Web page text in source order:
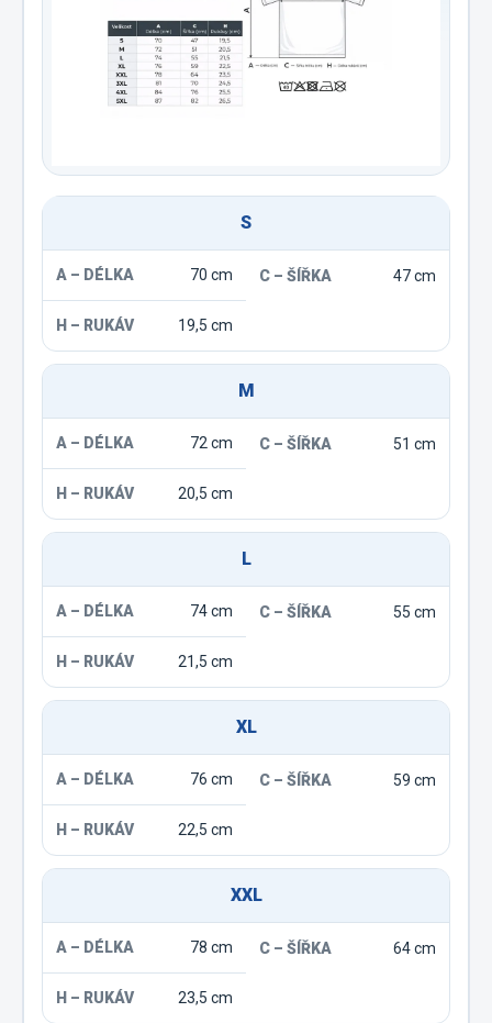
S
70 cm 47 cm
19,5 cm
M
72 cm 51 cm
20,5 cm
L
74 cm 55 cm
21,5 cm
XL
76 cm 59 cm
22,5 cm
XXL
78 cm 64 cm
23,5 cm